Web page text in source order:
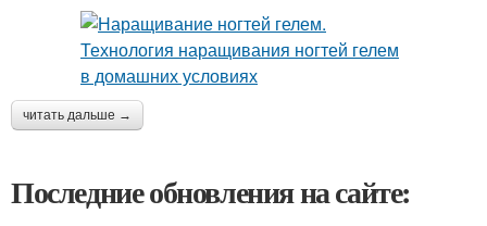
читать дальше →
Последние обновления на сайте: